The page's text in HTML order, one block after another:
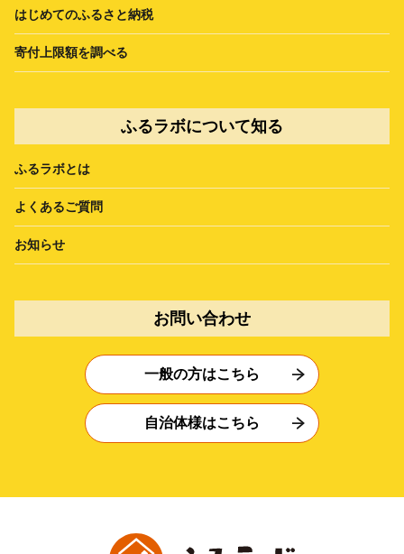
はじめてのふるさと納税
寄付上限額を調べる
ふるラボについて知る
ふるラボとは
よくあるご質問
お知らせ
お問い合わせ
一般の方はこちら
自治体様はこちら